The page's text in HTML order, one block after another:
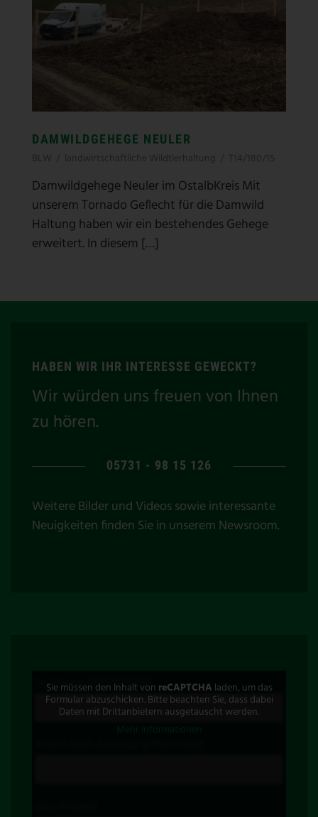
DAMWILDGEHEGE NEULER
BLW landwirtschaftliche Wildtierhaltung T14/180/15
Damwildgehege Neuler im OstalbKreis Mit
unserem Tornado Geflecht für die Damwild
Haltung haben wir ein bestehendes Gehege
erweitert. In diesem […]
HABEN WIR IHR INTERESSE GEWECKT?
Wir würden uns freuen von Ihnen
zu hören.
05731 - 98 15 126
Weitere Bilder und Videos sowie interessante
Neuigkeiten finden Sie in unserem Newsroom.
Ihr Name (Pflichtfeld)
Sie müssen den Inhalt von reCAPTCHA laden, um das
Formular abzuschicken. Bitte beachten Sie, dass dabei
Daten mit Drittanbietern ausgetauscht werden.
Mehr Informationen